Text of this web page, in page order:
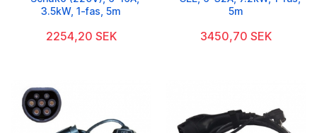
3.5kW, 1-fas, 5m
2254,20 SEK
5m
3450,70 SEK